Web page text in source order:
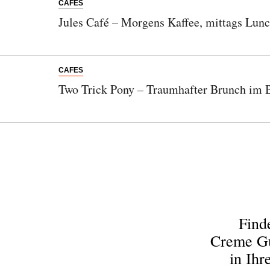
CAFES
Jules Café – Morgens Kaffee, mittags
CAFES
Two Trick Pony – Traumhafter Brunch im
Creme
in